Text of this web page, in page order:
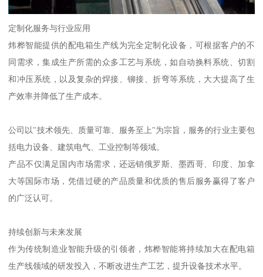
定制化服务与行业应用
炜桦智能提供的配电箱生产线为完全定制化设备，可根据客户的不
同需求，集成生产所需的众多工艺与系统，如自动换料系统、切割
和冲压系统，以及复杂的焊接、铆接、折弯等系统，大大提高了生
产效率并降低了生产成本。
公司以"技术领先、质量可靠、服务至上"为宗旨，服务的行业主要包
括电力设备、建筑电气、工业控制等领域。
产品不仅满足国内市场需求，还远销俄罗斯、墨西哥、印度、加拿
大等国际市场，凭借过硬的产品质量和优质的售后服务赢得了客户
的广泛认可。
持续创新与未来发展
作为传统制造业智能升级的引领者，炜桦智能将持续加大在配电箱
生产线领域的研发投入，不断改进生产工艺，提升设备技术水平。